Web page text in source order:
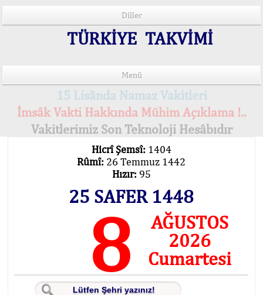
Diller
TÜRKİYE TAKVİMİ
Menü
15 Lisânda Namaz Vakitleri
İmsâk Vakti Hakkında Mühim Açıklama !..
Vakitlerimiz Son Teknoloji Hesâbıdır
Hicrî Şemsî: 1404
Rûmî: 26 Temmuz 1442
Hızır: 95
25 SAFER 1448
8
AĞUSTOS
2026
Cumartesi